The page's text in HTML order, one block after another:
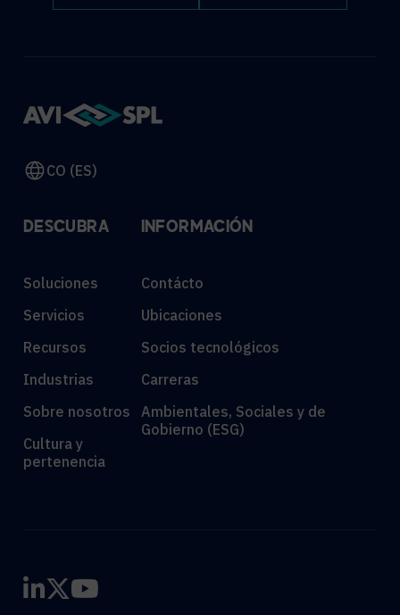
CO (ES)
DESCUBRA
Soluciones
Servicios
Recursos
Industrias
Sobre nosotros
Cultura y
pertenencia
INFORMACIÓN
Contácto
Ubicaciones
Socios tecnológicos
Carreras
Ambientales, Sociales y de
Gobierno (ESG)